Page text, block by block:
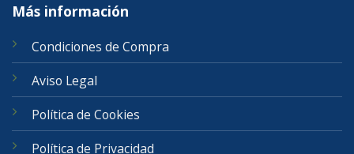
Más información
Condiciones de Compra
Aviso Legal
Política de Cookies
Política de Privacidad